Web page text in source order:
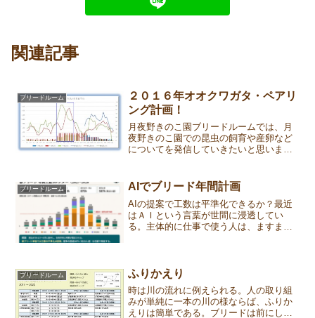
関連記事
ブリードルーム
２０１６年オオクワガタ・ペアリ
ング計画！
月夜野きのこ園ブリードルームでは、月
夜野きのこ園での昆虫の飼育や産卵など
についてを発信していきたいと思いま
リード戦略今シーズンのブリード戦略は
どうしよう。やればやるほ...
ブリードルーム AIでブリード年間計画
AIの提案で工数は平準化できるか？最近
はＡＩという言葉が世間に浸透してい
る。主体的に仕事で使う人は、ますます
は、自身を脅かす存在とし...
ブリードルーム ふりかえり
時は川の流れに例えられる。人の取り組
みが単純に一本の川の様ならば、ふりか
えりは簡単である。ブリードは前にしか